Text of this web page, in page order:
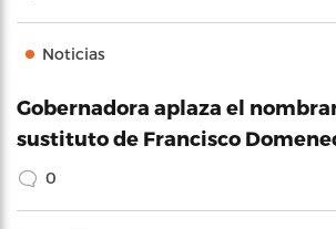
Noticias
Gobernadora aplaza el
sustituto de Francisco
0